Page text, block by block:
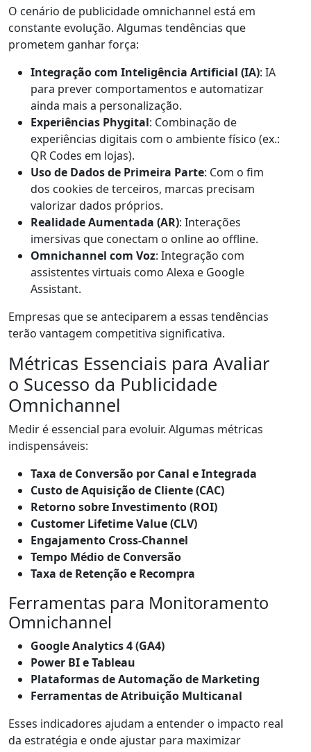
O cenário de publicidade omnichannel está em
constante evolução. Algumas tendências que
prometem ganhar força:
Integração com Inteligência Artificial (IA): IA
para prever comportamentos e automatizar
ainda mais a personalização.
Experiências Phygital: Combinação de
experiências digitais com o ambiente físico (ex.:
QR Codes em lojas).
Uso de Dados de Primeira Parte: Com o fim
dos cookies de terceiros, marcas precisam
valorizar dados próprios.
Realidade Aumentada (AR): Interações
imersivas que conectam o online ao offline.
Omnichannel com Voz: Integração com
assistentes virtuais como Alexa e Google
Assistant.
Empresas que se anteciparem a essas tendências
terão vantagem competitiva significativa.
Métricas Essenciais para Avaliar
o Sucesso da Publicidade
Omnichannel
Medir é essencial para evoluir. Algumas métricas
indispensáveis:
Taxa de Conversão por Canal e Integrada
Custo de Aquisição de Cliente (CAC)
Retorno sobre Investimento (ROI)
Customer Lifetime Value (CLV)
Engajamento Cross-Channel
Tempo Médio de Conversão
Taxa de Retenção e Recompra
Ferramentas para Monitoramento
Omnichannel
Google Analytics 4 (GA4)
Power BI e Tableau
Plataformas de Automação de Marketing
Ferramentas de Atribuição Multicanal
Esses indicadores ajudam a entender o impacto real
da estratégia e onde ajustar para maximizar